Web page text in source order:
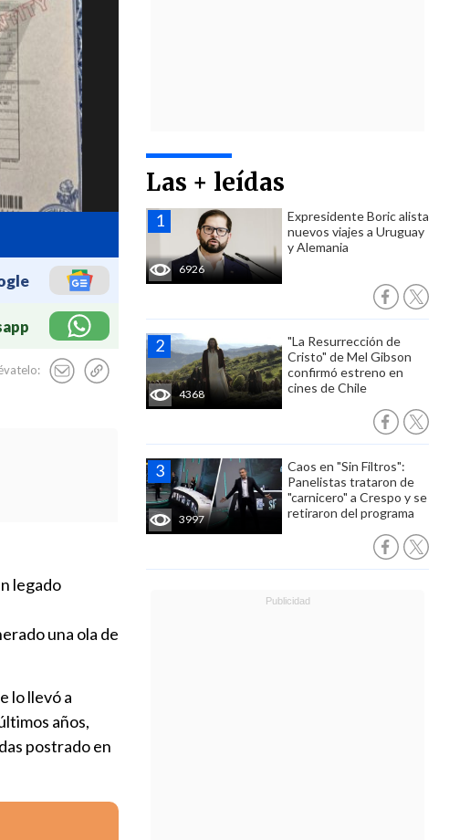
Las + leídas
6926
Expresidente Boric alista
nuevos viajes a Uruguay
y Alemania
4368
"La Resurrección de
Cristo" de Mel Gibson
confirmó estreno en
cines de Chile
3997
Caos en "Sin Filtros":
Panelistas trataron de
"carnicero" a Crespo y se
retiraron del programa
legado
una ola de
lo llevó a
años,
postrado en